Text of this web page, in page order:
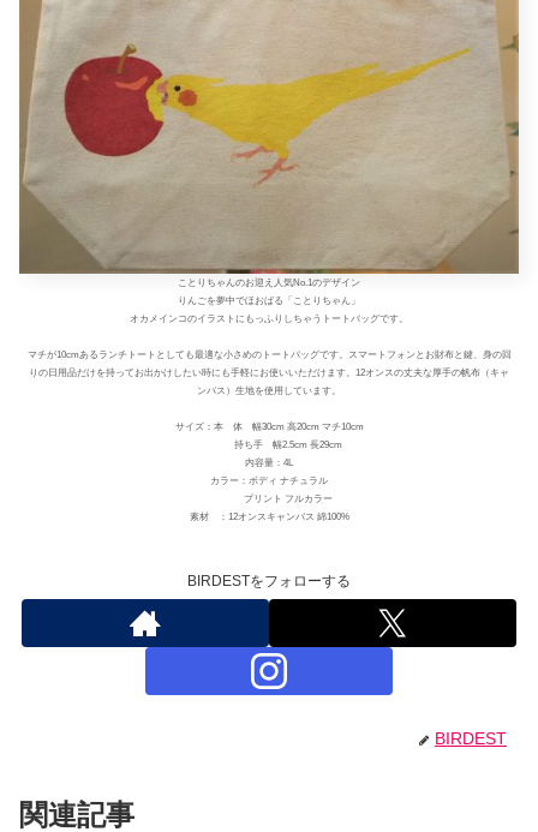
ことりちゃんのお迎え人気No.1のデザイン
りんごを夢中でほおばる「ことりちゃん」
オカメインコのイラストにもっふりしちゃうトートバッグです。
マチが10cmあるランチトートとしても最適な小さめのトートバッグです。スマートフォンとお財布と鍵、身の回
りの日用品だけを持ってお出かけしたい時にも手軽にお使いいただけます。12オンスの丈夫な厚手の帆布（キャ
ンバス）生地を使用しています。
サイズ：本 体 幅30cm 高20cm マチ10cm
持ち手 幅2.5cm 長29cm
内容量：4L
カラー：ボディ ナチュラル
プリント フルカラー
素材 ：12オンスキャンバス 綿100%
BIRDESTをフォローする
BIRDEST
関連記事